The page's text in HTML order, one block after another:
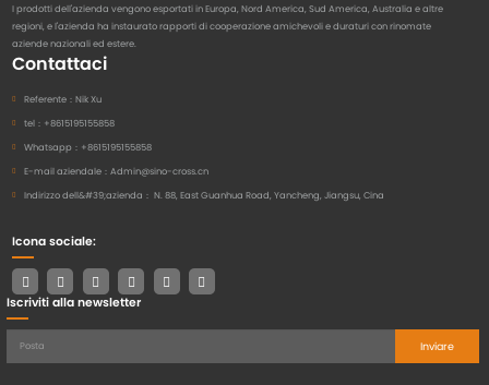
I prodotti dell'azienda vengono esportati in Europa, Nord America, Sud America, Australia e altre
regioni, e l'azienda ha instaurato rapporti di cooperazione amichevoli e duraturi con rinomate
aziende nazionali ed estere.
Contattaci
Referente： Nik Xu
tel： +8615195155858
Whatsapp： +8615195155858
E-mail aziendale： Admin@sino-cross.cn
Indirizzo dell&#39;azienda： N. 88, East Guanhua Road, Yancheng, Jiangsu, Cina
Icona sociale:
Iscriviti alla newsletter
Inviare